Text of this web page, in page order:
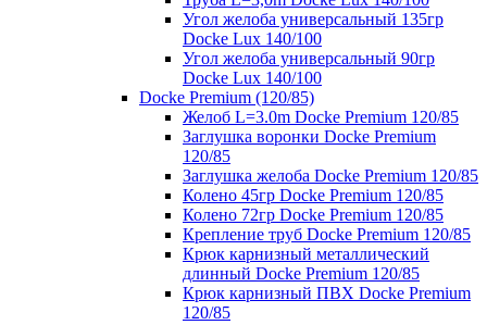
Угол желоба универсальный 135гр
Docke Lux 140/100
Угол желоба универсальный 90гр
Docke Lux 140/100
Docke Premium (120/85)
Желоб L=3.0m Docke Premium 120/85
Заглушка воронки Docke Premium
120/85
Заглушка желоба Docke Premium 120/85
Колено 45гр Docke Premium 120/85
Колено 72гр Docke Premium 120/85
Крепление труб Docke Premium 120/85
Крюк карнизный металлический
длинный Docke Premium 120/85
Крюк карнизный ПВХ Docke Premium
120/85